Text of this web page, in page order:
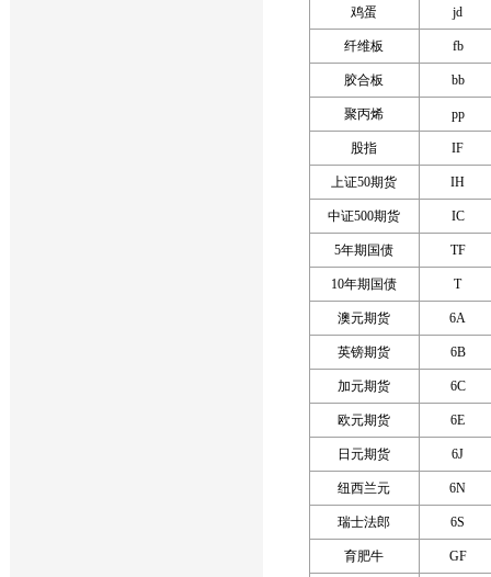
鸡蛋 jd
纤维板 fb
胶合板 bb
聚丙烯 pp
股指 IF
上证50期货 IH
中证500期货 IC
5年期国债 TF
10年期国债 T
澳元期货 6A
英镑期货 6B
加元期货 6C
欧元期货 6E
日元期货 6J
纽西兰元 6N
瑞士法郎 6S
育肥牛 GF